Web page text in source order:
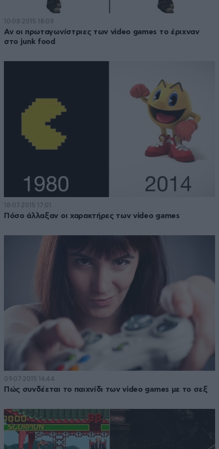
10·08·2015 18:09
Αν οι πρωταγωνίστριες των video games το έριχναν
στο junk food
18·07·2015 17:01
Πόσο άλλαξαν οι χαρακτήρες των video games
09·07·2015 16:44
Πώς συνδέεται το παιχνίδι των video games με το σεξ